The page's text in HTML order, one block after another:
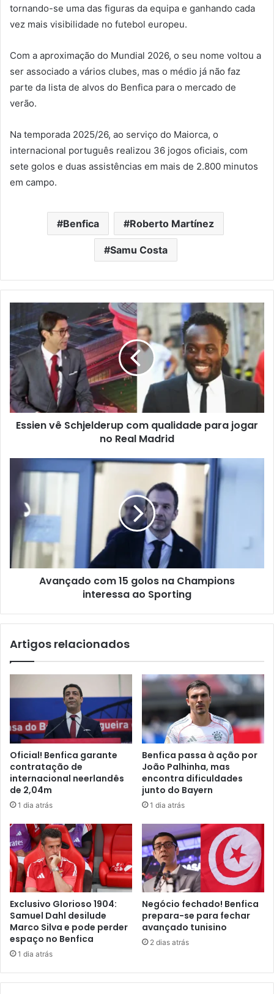
tornando-se uma das figuras da equipa e ganhando cada
vez mais visibilidade no futebol europeu.
Com a aproximação do Mundial 2026, o seu nome voltou a
ser associado a vários clubes, mas o médio já não faz
parte da lista de alvos do Benfica para o mercado de
verão.
Na temporada 2025/26, ao serviço do Maiorca, o
internacional português realizou 36 jogos oficiais, com
sete golos e duas assistências em mais de 2.800 minutos
em campo.
Benfica Roberto Martínez
Samu Costa
Essien vê Schjelderup com qualidade para jogar
no Real Madrid
Avançado com 15 golos na Champions
interessa ao Sporting
Artigos relacionados
Oficial! Benfica garante
contratação de
internacional neerlandês
de 2,04m
1 dia atrás
Benfica passa à ação por
João Palhinha, mas
encontra dificuldades
junto do Bayern
1 dia atrás
Exclusivo Glorioso 1904:
Samuel Dahl desilude
Marco Silva e pode perder
espaço no Benfica
1 dia atrás
Negócio fechado! Benfica
prepara-se para fechar
avançado tunisino
2 dias atrás